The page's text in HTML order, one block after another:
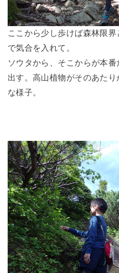
ここから少し歩けば森林限
で気合を入れて。
ソウタから、そこからが本
出す。高山植物がそのあた
な様子。